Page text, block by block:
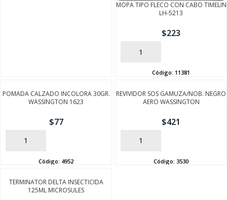
MOPA TIPO FLECO CON CABO TIMELIN
LH-5213
$223
AÑADIR
Código: 11381
POMADA CALZADO INCOLORA 30GR.
WASSINGTON 1623
$77
AÑADIR
Código: 4952
REVIVIDOR SOS GAMUZA/NOB. NEGRO
AERO WASSINGTON
$421
AÑADIR
Código: 3530
TERMINATOR DELTA INSECTICIDA
125ML MICROSULES